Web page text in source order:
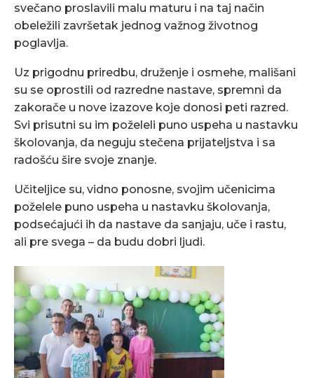
svečano proslavili malu maturu i na taj način
obeležili završetak jednog važnog životnog
poglavlja.
Uz prigodnu priredbu, druženje i osmehe, mališani
su se oprostili od razredne nastave, spremni da
zakorače u nove izazove koje donosi peti razred.
Svi prisutni su im poželeli puno uspeha u nastavku
školovanja, da neguju stečena prijateljstva i sa
radošću šire svoje znanje.
Učiteljice su, vidno ponosne, svojim učenicima
poželele puno uspeha u nastavku školovanja,
podsećajući ih da nastave da sanjaju, uče i rastu,
ali pre svega – da budu dobri ljudi.